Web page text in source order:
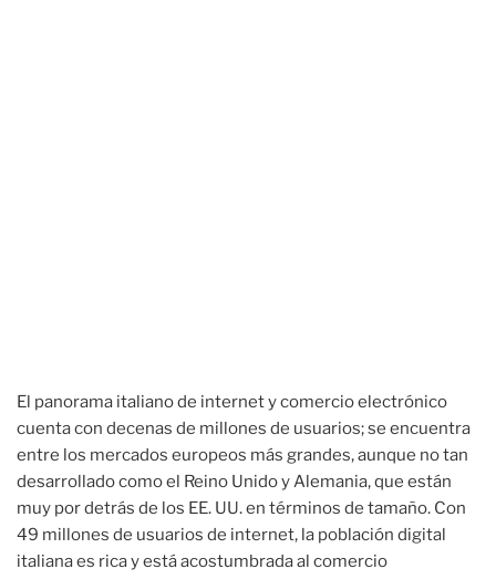
El panorama italiano de internet y comercio electrónico
cuenta con decenas de millones de usuarios; se encuentra
entre los mercados europeos más grandes, aunque no tan
desarrollado como el Reino Unido y Alemania, que están
muy por detrás de los EE. UU. en términos de tamaño. Con
49 millones de usuarios de internet, la población digital
italiana es rica y está acostumbrada al comercio